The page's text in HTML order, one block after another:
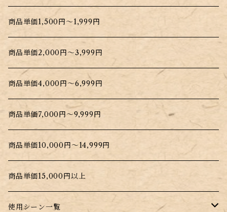
商品単価1,500円～1,999円
商品単価2,000円～3,999円
商品単価4,000円～6,999円
商品単価7,000円～9,999円
商品単価10,000円～14,999円
商品単価15,000円以上
使用シーン一覧